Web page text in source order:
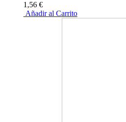
1,56 €
Añadir al Carrito